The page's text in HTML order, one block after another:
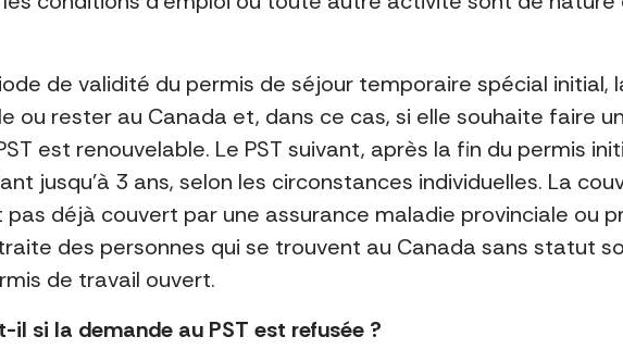
de validité du permis de séjour temporaire spécial initial,
ou rester au Canada et, dans ce cas, si elle souhaite faire
est renouvelable. Le PST suivant, après la fin du permis
jusqu’à 3 ans, selon les circonstances individuelles. La
pas déjà couvert par une assurance maladie provinciale ou
des personnes qui se trouvent au Canada sans statut
de travail ouvert.
il si la demande au PST est refusée ?